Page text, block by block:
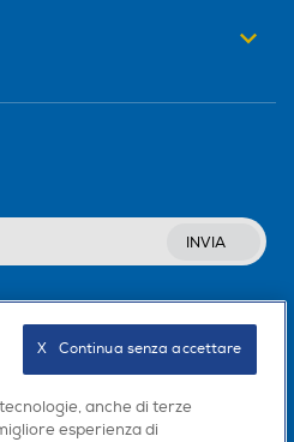
risposta 5 ms - Con
Classe energetica E - Monitor
INVIA
anche di terze
esperienza di
X   Continua senza accettare